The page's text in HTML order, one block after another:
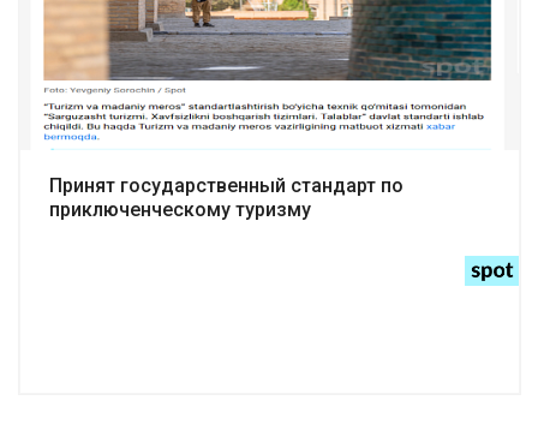
Подробнее
Принят государственный стандарт по
приключенческому туризму